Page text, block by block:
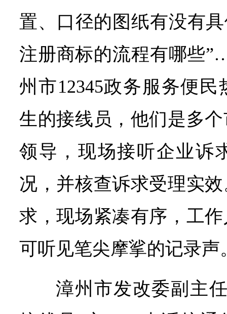
置、口径的图纸有没有
注册商标的流程有哪些
州市12345政务服务便
生的接线员，他们是多
领导，现场接听企业诉
况，并核查诉求受理实
求，现场紧凑有序，工
可听见笔尖摩挲的记录声
漳州市发改委副主